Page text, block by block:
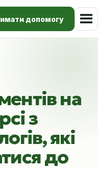
допомогу
на
з
які
до